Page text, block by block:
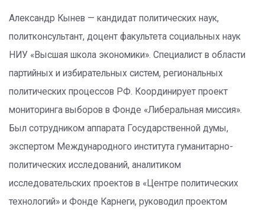
Александр Кынев — кандидат политических наук,
политконсультант, доцент факультета социальных наук
НИУ «Высшая школа экономики». Специалист в области
партийных и избирательных систем, региональных
политических процессов РФ. Координирует проект
мониторинга выборов в Фонде «Либеральная миссия».
Был сотрудником аппарата Государственной думы,
экспертом Международного института гуманитарно-
политических исследований, аналитиком
исследовательских проектов в «Центре политических
технологий» и Фонде Карнеги, руководил проектом